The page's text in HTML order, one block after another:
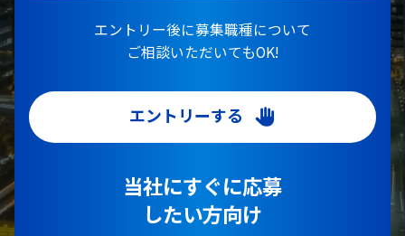
エントリー後に募集職種について
ご相談いただいてもOK!
エントリーする
当社にすぐに応募
したい方向け